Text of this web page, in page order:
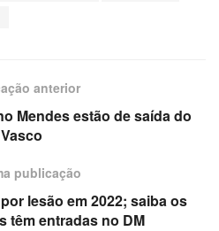
anterior
Mendes estão de saída do
Vasco
publicação
lesão em 2022; saiba os
têm entradas no DM